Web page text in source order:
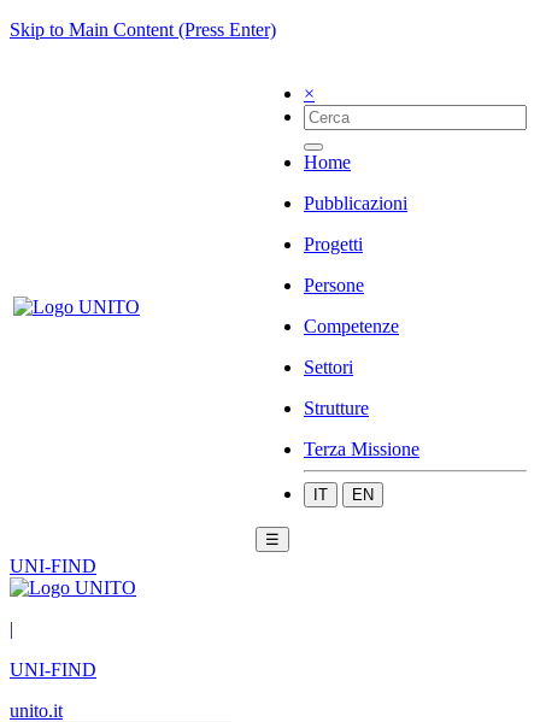
Skip to Main Content (Press Enter)
×
Home
Pubblicazioni
Progetti
Persone
Competenze
Settori
Strutture
Terza Missione
IT EN
☰
UNI-FIND
|
UNI-FIND
unito.it